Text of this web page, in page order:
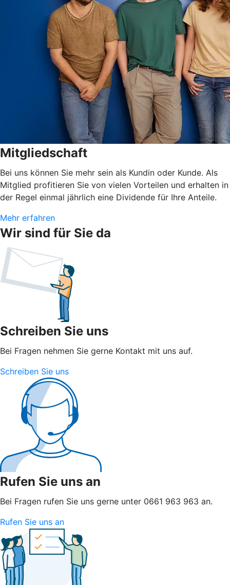
Mitgliedschaft
Bei uns können Sie mehr sein als Kundin oder Kunde. Als
Mitglied profitieren Sie von vielen Vorteilen und erhalten in
der Regel einmal jährlich eine Dividende für Ihre Anteile.
Mehr erfahren
Wir sind für Sie da
Schreiben Sie uns
Bei Fragen nehmen Sie gerne Kontakt mit uns auf.
Schreiben Sie uns
Rufen Sie uns an
Bei Fragen rufen Sie uns gerne unter 0661 963 963 an.
Rufen Sie uns an